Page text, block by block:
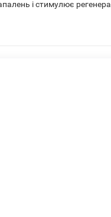
і стимулює